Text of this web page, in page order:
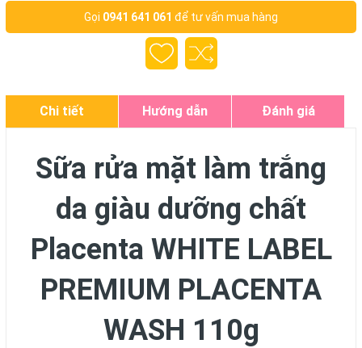
Gọi 0941 641 061 để tư vấn mua hàng
Chi tiết Hướng dẫn Đánh giá
Sữa rửa mặt làm trắng
da giàu dưỡng chất
Placenta WHITE LABEL
PREMIUM PLACENTA
WASH 110g